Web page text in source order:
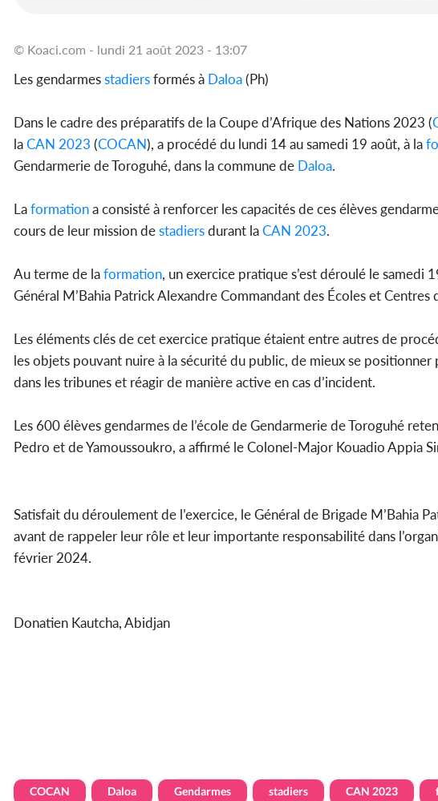
© Koaci.com - lundi 21 août 2023 - 13:07
Les gendarmesstadiersformés à Daloa(Ph)
Dans le cadre des préparatifs de la Coupe d’Afrique des Nations 2023 (
laCAN 2023 (COCAN), a procédé du lundi 14 au samedi 19 août, à la
Gendarmerie de Toroguhé, dans la commune de Daloa.
Laformationa consisté à renforcer les capacités de ces élèves
cours de leur mission destadiersdurant laCAN 2023.
Au terme de laformation, un exercice pratique s’est déroulé le samedi
Général M’Bahia Patrick Alexandre Commandant des Écoles et
Les éléments clés de cet exercice pratique étaient entre autres de
les objets pouvant nuire à la sécurité du public, de mieux se
dans les tribunes et réagir de manière active en cas d’incident.
Les 600 élèves gendarmes de l’école de Gendarmerie de Toroguhé
Pedro et de Yamoussoukro, a affirmé le Colonel-Major Kouadio Appia
Satisfait du déroulement de l’exercice, le Général de Brigade M’Bahia
avant de rappeler leur rôle et leur importante responsabilité dans
février 2024.
Donatien Kautcha, Abidjan
COCAN Daloa Gendarmes stadiers CAN 2023